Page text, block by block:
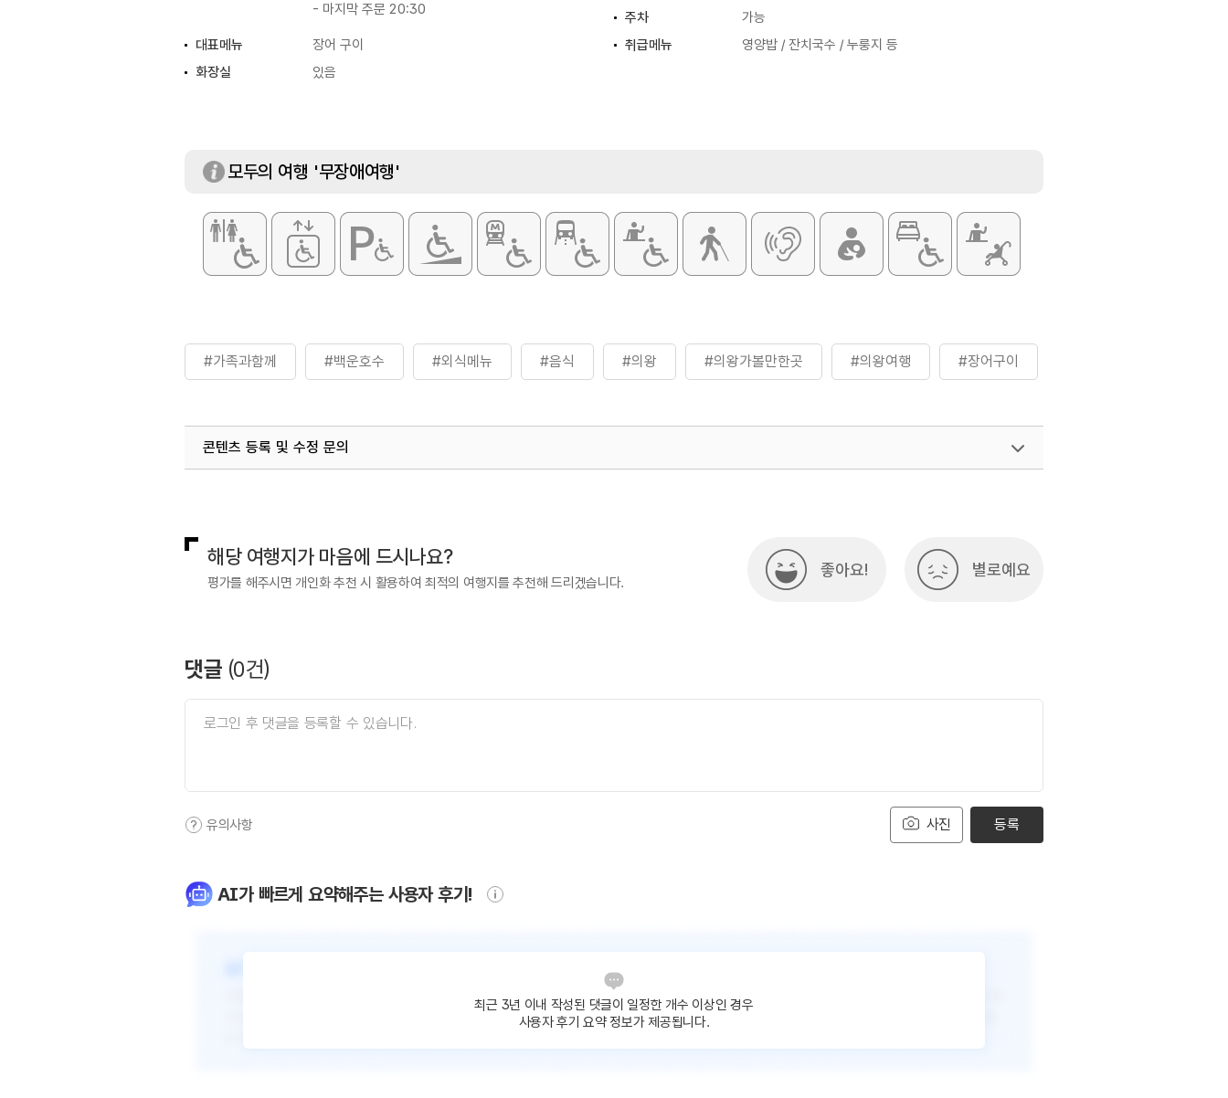
- 마지막 주문 20:30
주차
가능
대표메뉴
장어 구이 취급메뉴
영양밥 / 잔치국수 / 누룽지 등
화장실
있음
모두의 여행 '무장애여행'
#가족과함께 #백운호수 #외식메뉴 #음식 #의왕 #의왕가볼만한곳 #의왕여행 #장어구이
콘텐츠 등록 및 수정 문의
해당 여행지가 마음에 드시나요?
평가를 해주시면 개인화 추천 시 활용하여 최적의 여행지를 추천해 드리겠습니다.
좋아요! 별로예요
댓글 (0건)
사진
유의사항 등록
AI가 빠르게 요약해주는 사용자 후기!
최근 3년 이내 작성된 댓글이 일정한 개수 이상인 경우
사용자 후기 요약 정보가 제공됩니다.